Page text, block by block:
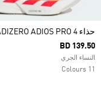
حذاء ADIZERO ADIOS PRO 4
BD 139.50
النساء الجري
11 Colours